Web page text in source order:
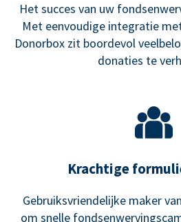
Het succes van uw
Met eenvoudige integratie
Donorbox zit boordevol
donaties te
Krachtige
Gebruiksvriendelijke maker
om snelle